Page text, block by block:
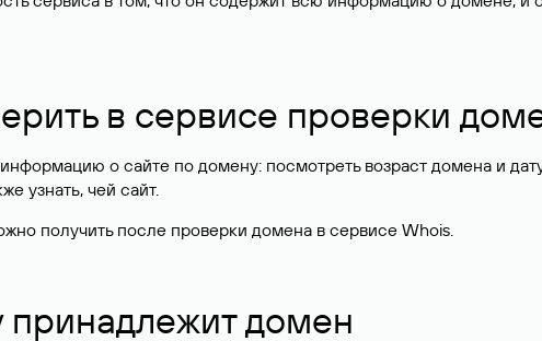
в сервисе проверки
о сайте по домену: посмотреть возраст домена и
узнать, чей сайт.
получить после проверки домена в сервисе Whois.
принадлежит домен